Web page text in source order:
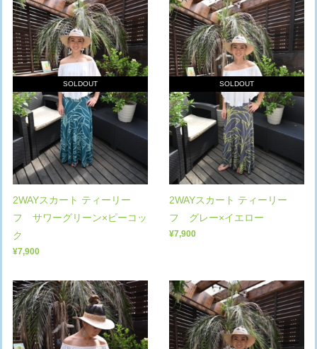
SOLDOUT
2WAYスカート ティーリー
フ サワーグリーン×ピーコッ
ク
¥7,900
SOLDOUT
2WAYスカート ティーリー
フ グレー×イエロー
¥7,900